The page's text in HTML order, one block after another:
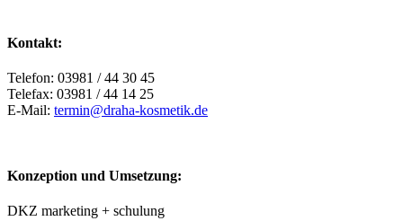
Kontakt:
Telefon: 03981 / 44 30 45
Telefax: 03981 / 44 14 25
E-Mail: termin@draha-kosmetik.de
Konzeption und Umsetzung:
DKZ marketing + schulung